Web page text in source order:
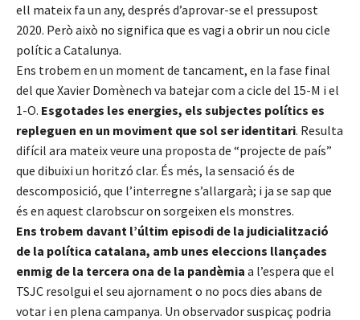
ell mateix fa un any, després d’aprovar-se el pressupost
2020. Però això no significa que es vagi a obrir un nou cicle
polític a Catalunya.
Ens trobem en un moment de tancament, en la fase final
del que Xavier Domènech va batejar com a cicle del 15-M i el
1-O. Esgotades les energies, els subjectes polítics es
repleguen en un moviment que sol ser identitari. Resulta
difícil ara mateix veure una proposta de “projecte de país”
que dibuixi un horitzó clar. És més, la sensació és de
descomposició, que l’interregne s’allargarà; i ja se sap que
és en aquest clarobscur on sorgeixen els monstres.
Ens trobem davant l’últim episodi de la judicialització
de la política catalana, amb unes eleccions llançades
enmig de la tercera ona de la pandèmia a l’espera que el
TSJC resolgui el seu ajornament o no pocs dies abans de
votar i en plena campanya. Un observador suspicaç podria